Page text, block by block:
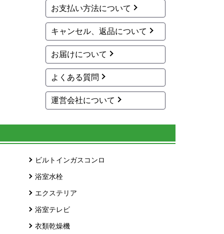
お支払い方法について
キャンセル、返品について
お届けについて
よくある質問
運営会社について
ビルトインガスコンロ
浴室水栓
エクステリア
浴室テレビ
衣類乾燥機